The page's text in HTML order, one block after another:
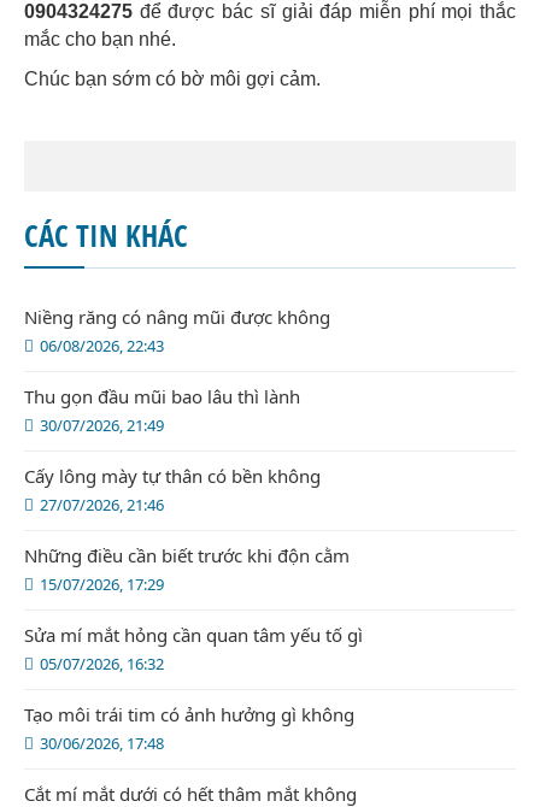
0904324275 để được bác sĩ giải đáp miễn phí mọi thắc
mắc cho bạn nhé.
Chúc bạn sớm có bờ môi gợi cảm.
CÁC TIN KHÁC
06/08/2026, 22:43
Niềng răng có nâng mũi được không
30/07/2026, 21:49
Thu gọn đầu mũi bao lâu thì lành
27/07/2026, 21:46
Cấy lông mày tự thân có bền không
15/07/2026, 17:29
Những điều cần biết trước khi độn cằm
05/07/2026, 16:32
Sửa mí mắt hỏng cần quan tâm yếu tố gì
30/06/2026, 17:48
Tạo môi trái tim có ảnh hưởng gì không
Cắt mí mắt dưới có hết thâm mắt không